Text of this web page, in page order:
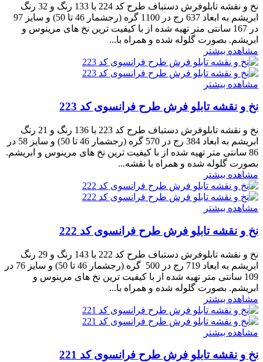
نخ و نقشه تابلوفرش دستباف طرح کد 224 با 133 رنگ و 32 رنگ
ابریشم به ابعاد 637 رج در 1100 گره (رجشمار 46 تا 50) و سایز 97
در 167 سانتی متر تهیه شده از با کیفیت ترین نخ های مرینوس و
ابریشم. بصورت گلوله شده و همراه با...
مشاهده بیشتر
مشاهده بیشتر
نخ و نقشه تابلو فرش طرح فرانسوی کد 223
نخ و نقشه تابلوفرش دستباف طرح کد 223 با 136 رنگ و 21 رنگ
ابریشم به ابعاد 384 رج در 570 گره (رجشمار 46 تا 50) و سایز 58 در
86 سانتی متر تهیه شده از با کیفیت ترین نخ های مرینوس و ابریشم.
بصورت گلوله شده و همراه با نقشه...
مشاهده بیشتر
مشاهده بیشتر
نخ و نقشه تابلو فرش طرح فرانسوی کد 222
نخ و نقشه تابلوفرش دستباف طرح کد 222 با 143 رنگ و 29 رنگ
ابریشم به ابعاد 719 رج در 500 گره (رجشمار 46 تا 50) و سایز 76 در
109 سانتی متر تهیه شده از با کیفیت ترین نخ های مرینوس و
ابریشم. بصورت گلوله شده و همراه با...
مشاهده بیشتر
مشاهده بیشتر
نخ و نقشه تابلو فرش طرح فرانسوی کد 221